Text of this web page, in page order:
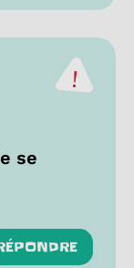
se